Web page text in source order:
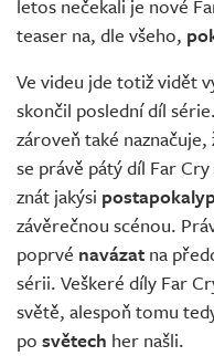
letos nečekali je nové
teaser na, dle všeho,
Ve videu jde totiž vidět
skončil poslední díl
zároveň také
se právě pátý díl Far
znát jakýsi
závěrečnou scénou.
poprvé navázat na
sérii. Veškeré díly Far
světě, alespoň tomu
po světech her našli.